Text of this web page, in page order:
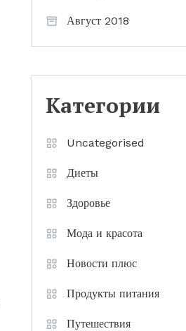
Август 2018
Категории
Uncategorised
Диеты
Здоровье
Мода и красота
Новости плюс
Продукты питания
Путешествия